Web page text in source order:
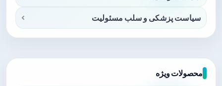
سیاست پزشکی و سلب مسئولیت
محصولات ویژه